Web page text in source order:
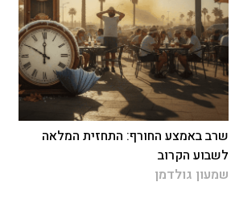
שרב באמצע החורף: התחזית המלאה
לשבוע הקרוב
שמעון גולדמן